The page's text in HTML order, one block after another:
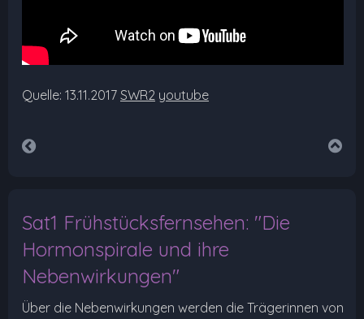
Quelle: 13.11.2017 SWR2 youtube
Sat1 Frühstücksfernsehen: "Die
Hormonspirale und ihre
Nebenwirkungen"
Über die Nebenwirkungen werden die Trägerinnen von